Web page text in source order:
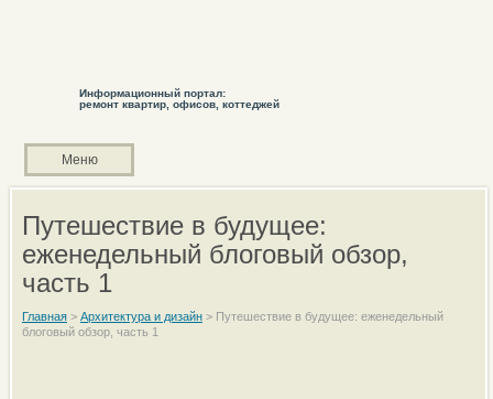
Информационный портал:
ремонт квартир, офисов, коттеджей
Меню
Путешествие в будущее:
еженедельный блоговый обзор,
часть 1
Главная> Архитектура и дизайн> Путешествие в будущее: еженедельный
блоговый обзор, часть 1